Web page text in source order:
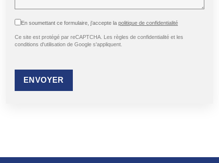
En soumettant ce formulaire, j'accepte la politique de confidentialité
Ce site est protégé par reCAPTCHA. Les règles de confidentialité et les
conditions d'utilisation de Google s'appliquent.
ENVOYER